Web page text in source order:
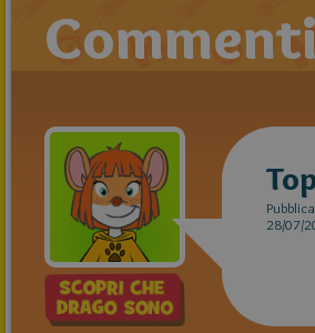
Commenti
28/07/